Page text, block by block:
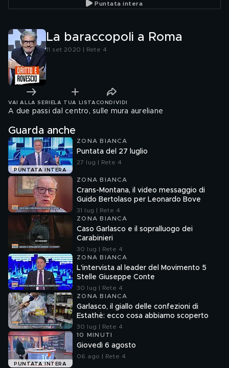
Puntata intera
La baraccopoli a Roma
11 set 2020 | Rete 4
VAI ALLA SERIE LA TUA LISTA CONDIVIDI
A due passi dal centro, sulle mura aureliane
Guarda anche
PUNTATA INTERA
ZONA BIANCA
Puntata del 27 luglio
27 lug | Rete 4
ZONA BIANCA
Crans-Montana, il video messaggio di
Guido Bertolaso per Leonardo Bove
31 lug | Rete 4
ZONA BIANCA
Caso Garlasco e il sopralluogo dei
Carabinieri
30 lug | Rete 4
ZONA BIANCA
L'intervista al leader del Movimento 5
Stelle Giuseppe Conte
30 lug | Rete 4
ZONA BIANCA
Garlasco, il giallo delle confezioni di
Estathè: ecco cosa abbiamo scoperto
30 lug | Rete 4
PUNTATA INTERA
10 MINUTI
Giovedì 6 agosto
06 ago | Rete 4